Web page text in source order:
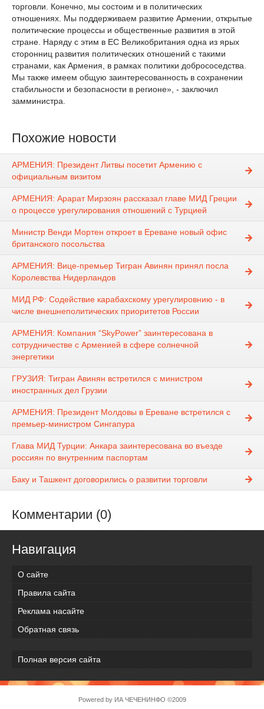
торговли. Конечно, мы состоим и в политических
отношениях. Мы поддерживаем развитие Армении, открытые
политические процессы и общественные развития в этой
стране. Наряду с этим в ЕС Великобритания одна из ярых
сторонниц развития политических отношений с такими
странами, как Армения, в рамках политики добрососедства.
Мы также имеем общую заинтересованность в сохранении
стабильности и безопасности в регионе», - заключил
замминистра.
Похожие новости
АРМЕНИЯ: Президент Литвы посетит Армению с
официальным визитом
АРМЕНИЯ: Арарат Мирзоян рассказал главе МИД Греции
о процессе урегулирования отношений с Турцией
Министр Венди Мортен откроет в Ереване новый офис
британского посольства
АРМЕНИЯ: Вице-премьер Тигран Авинян принял посла
Королевства Нидерландов
МИД РФ: Содействие карабахскому урегулировнию - в
числе внешнеполитических приоритетов России
АРМЕНИЯ: Компания “SkyPower” заинтересована в
сотрудничестве с Арменией в сфере солнечной
энергетики
ГРУЗИЯ: Тигран Авинян встретился с министром
иностранных дел Грузии
АРМЕНИЯ: Президент Молдовы в Ереване встретился с
премьер-министром Сингапура
Глава МИД Турции: Анкара заинтересована во въезде
россиян по внутренним паспортам
Баку и Ташкент договорились о развитии торговли
Комментарии (0)
Навигация
О сайте
Правила сайта
Реклама насайте
Обратная связь
Полная версия сайта
Powered by ИА ЧЕЧЕНИНФО ©2009